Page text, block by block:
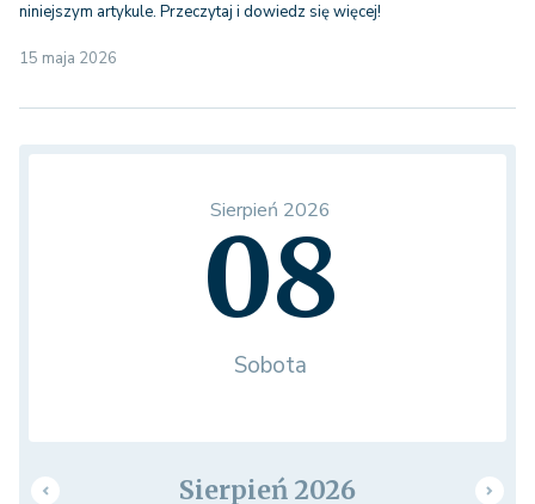
niniejszym artykule. Przeczytaj i dowiedz się więcej!
15 maja 2026
Sierpień 2026
08
Sobota
Sierpień 2026